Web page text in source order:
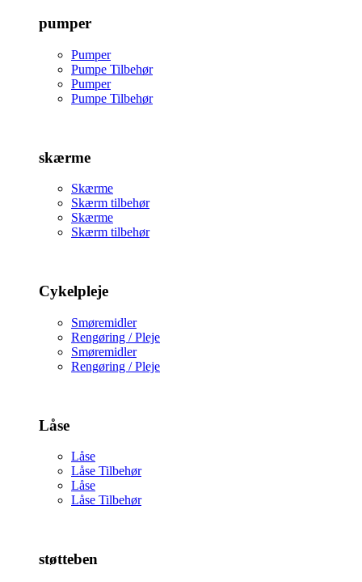
pumper
Pumper
Pumpe Tilbehør
Pumper
Pumpe Tilbehør
skærme
Skærme
Skærm tilbehør
Skærme
Skærm tilbehør
Cykelpleje
Smøremidler
Rengøring / Pleje
Smøremidler
Rengøring / Pleje
Låse
Låse
Låse Tilbehør
Låse
Låse Tilbehør
støtteben